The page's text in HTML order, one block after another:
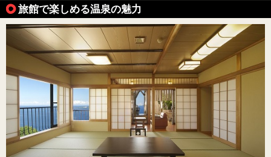
旅館で楽しめる温泉の魅力